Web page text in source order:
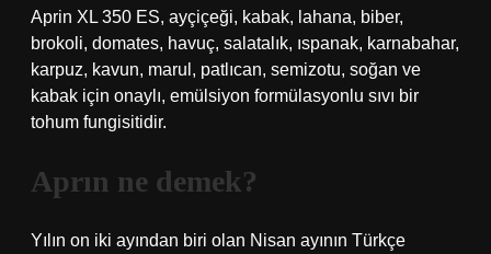
Aprin XL 350 ES, ayçiçeği, kabak, lahana, biber,
brokoli, domates, havuç, salatalık, ıspanak, karnabahar,
karpuz, kavun, marul, patlıcan, semizotu, soğan ve
kabak için onaylı, emülsiyon formülasyonlu sıvı bir
tohum fungisitidir.
Aprın ne demek?
Yılın on iki ayından biri olan Nisan ayının Türkçe